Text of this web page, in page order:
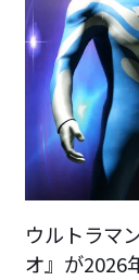
ウルトラマ
オ』が2026